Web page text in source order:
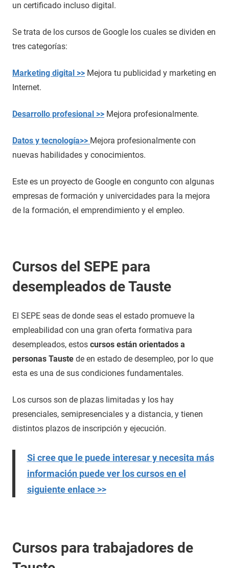
un certificado incluso digital.
Se trata de los cursos de Google los cuales se dividen en
tres categorías:
Marketing digital >> Mejora tu publicidad y marketing en
Internet.
Desarrollo profesional >> Mejora profesionalmente.
Datos y tecnología>> Mejora profesionalmente con
nuevas habilidades y conocimientos.
Este es un proyecto de Google en congunto con algunas
empresas de formación y univercidades para la mejora
de la formación, el emprendimiento y el empleo.
Cursos del SEPE para
desempleados de Tauste
El SEPE seas de donde seas el estado promueve la
empleabilidad con una gran oferta formativa para
desempleados, estos cursos están orientados a
personas Tauste de en estado de desempleo, por lo que
esta es una de sus condiciones fundamentales.
Los cursos son de plazas limitadas y los hay
presenciales, semipresenciales y a distancia, y tienen
distintos plazos de inscripción y ejecución.
Si cree que le puede interesar y necesita más
información puede ver los cursos en el
siguiente enlace >>
Cursos para trabajadores de